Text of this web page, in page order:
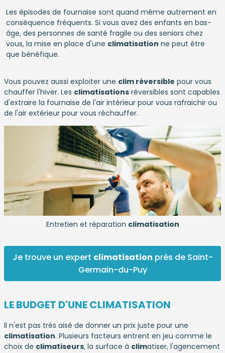
Les épisodes de fournaise sont quand même autrement en
conséquence fréquents. Si vous avez des enfants en bas-
âge, des personnes de santé fragile ou des seniors chez
vous, la mise en place d'une climatisation ne peut être
que bénéfique.
Vous pouvez aussi exploiter une clim réversible pour vous
chauffer l'hiver. Les climatisations réversibles sont capables
d'extraire la fournaise de l'air intérieur pour vous rafraichir ou
de l'air extérieur pour vous réchauffer.
Entretien et réparation climatisation
Je trouve un expert climatisation près de Saint-
Germain-du-Puy
LE BUDGET D'UNE CLIMATISATION
Il n'est pas très aisé de donner un prix juste pour une
climatisation. Plusieurs facteurs entrent en jeu comme le
choix de climatiseurs, la surface à climatiser, l'agencement